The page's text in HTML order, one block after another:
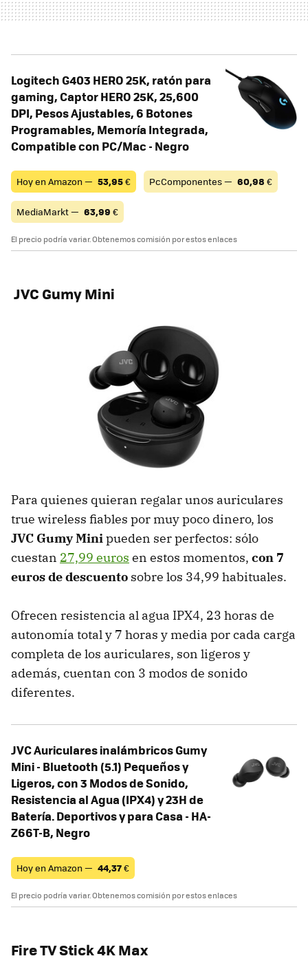
Logitech G403 HERO 25K, ratón para
gaming, Captor HERO 25K, 25,600
DPI, Pesos Ajustables, 6 Botones
Programables, Memoría Integrada,
Compatible con PC/Mac - Negro
Hoy en Amazon — 53,95€ PcComponentes — 60,98 €
MediaMarkt — 63,99 €
El precio podría variar. Obtenemos comisión por estos enlaces
JVC Gumy Mini
Para quienes quieran regalar unos auriculares
true wireless fiables por muy poco dinero, los
JVC Gumy Minipueden ser perfectos: sólo
cuestan 27,99 euros en estos momentos, con 7
euros de descuento sobre los 34,99 habituales.
Ofrecen resistencia al agua IPX4, 23 horas de
autonomía total y 7 horas y media por cada carga
completa de los auriculares, son ligeros y
además, cuentan con 3 modos de sonido
diferentes.
JVC Auriculares inalámbricos Gumy
Mini - Bluetooth (5.1) Pequeños y
Ligeros, con 3 Modos de Sonido,
Resistencia al Agua (IPX4) y 23H de
Batería. Deportivos y para Casa - HA-
Z66T-B, Negro
Hoy en Amazon — 44,37€
El precio podría variar. Obtenemos comisión por estos enlaces
Fire TV Stick 4K Max